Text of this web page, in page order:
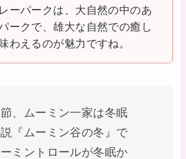
ーパークは、大自然の中のあ
ークで、雄大な自然での癒し
わえるのが魅力ですね。
、ムーミン一家は冬眠
『ムーミン谷の冬』で
ミントロールが冬眠か